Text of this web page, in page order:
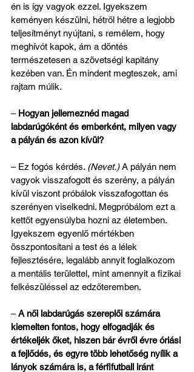
én is így vagyok ezzel. Igyekszem
keményen készülni, hétről hétre a legjobb
teljesítményt nyújtani, s remélem, hogy
meghívót kapok, ám a döntés
természetesen a szövetségi kapitány
kezében van. Én mindent megteszek, ami
rajtam múlik.
– Hogyan jellemeznéd magad
labdarúgóként és emberként, milyen vagy
a pályán és azon kívül?
– Ez fogós kérdés. (Nevet.) A pályán nem
vagyok visszafogott és szerény, a pályán
kívül viszont próbálok visszafogottan és
szerényen viselkedni. Megpróbálom ezt a
kettőt egyensúlyba hozni az életemben.
Igyekszem egyenlő mértékben
összpontosítani a test és a lélek
fejlesztésére, legalább annyit foglalkozom
a mentális területtel, mint amennyit a fizikai
felkészüléssel az edzőteremben.
– A női labdarúgás szereplői számára
kiemelten fontos, hogy elfogadják és
értékeljék őket, hiszen bár évről évre óriási
a fejlődés, és egyre több lehetőség nyílik a
lányok számára is, a férfifutball iránt